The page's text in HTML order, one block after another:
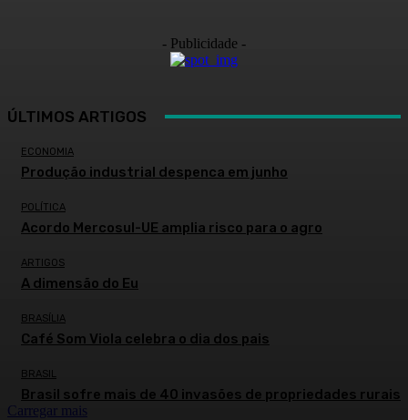
- Publicidade -
ÚLTIMOS ARTIGOS
ECONOMIA
Produção industrial despenca em junho
POLÍTICA
Acordo Mercosul-UE amplia risco para o agro
ARTIGOS
A dimensão do Eu
BRASÍLIA
Café Som Viola celebra o dia dos pais
BRASIL
Brasil sofre mais de 40 invasões de propriedades rurais
Carregar mais